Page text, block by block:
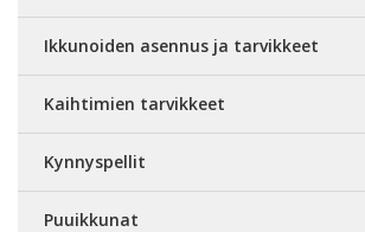
Ikkunoiden asennus ja tarvikkeet
Kaihtimien tarvikkeet
Kynnyspellit
Puuikkunat